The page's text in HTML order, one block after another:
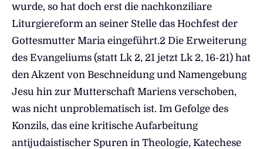
wurde, so hat doch erst die nachkonziliare
Liturgiereform an seiner Stelle das Hochfest der
Gottesmutter Maria eingeführt.2 Die Erweiterung
des Evangeliums (statt Lk 2, 21 jetzt Lk 2, 16-21) hat
den Akzent von Beschneidung und Namengebung
Jesu hin zur Mutterschaft Mariens verschoben,
was nicht unproblematisch ist. Im Gefolge des
Konzils, das eine kritische Aufarbeitung
antijudaistischer Spuren in Theologie, Katechese